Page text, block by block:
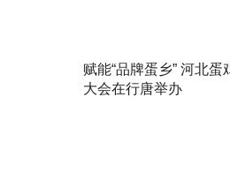
赋能“品牌蛋乡” 河北蛋
大会在行唐举办